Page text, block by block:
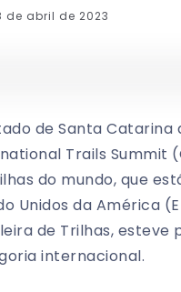
de abril de 2023
de Santa
Trails Summit
do mundo, que
Unidos da América
de Trilhas,
internacional.